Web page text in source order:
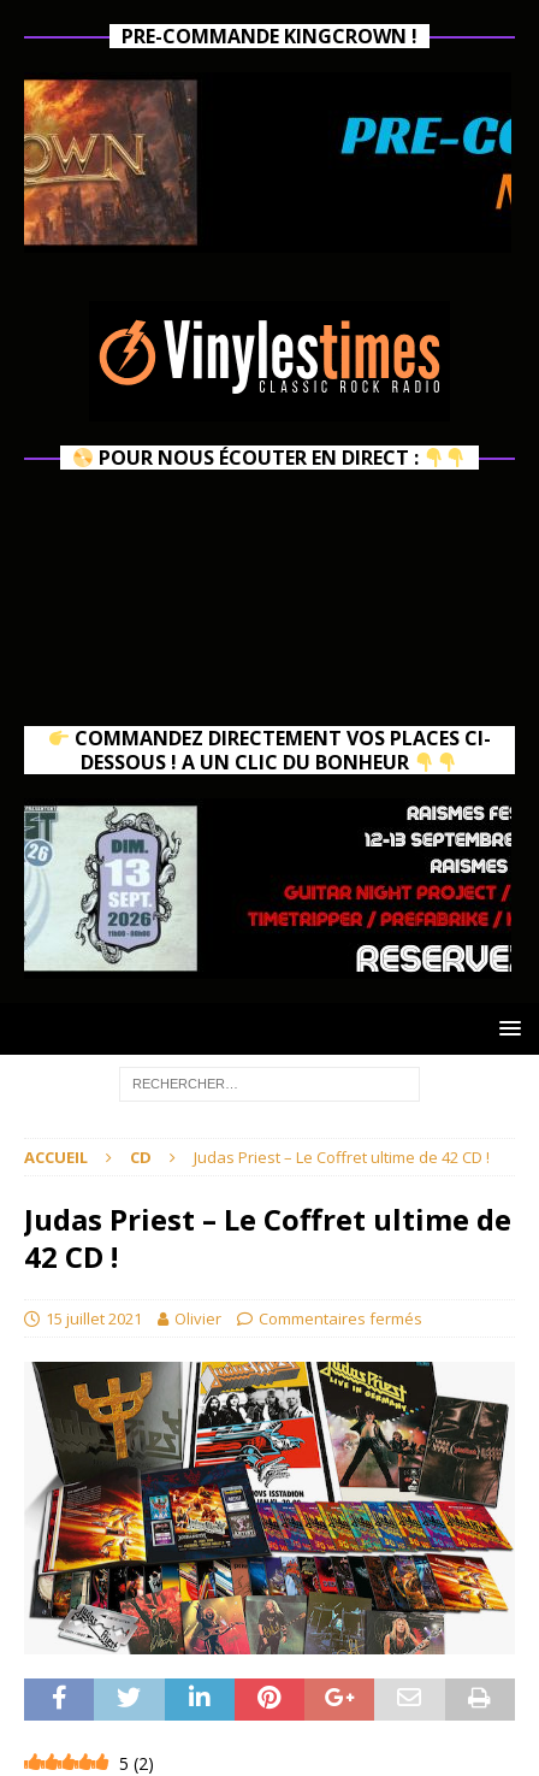
PRE-COMMANDE KINGCROWN !
POUR NOUS ÉCOUTER EN DIRECT :
COMMANDEZ DIRECTEMENT VOS PLACES CI-
DESSOUS ! A UN CLIC DU BONHEUR
ACCUEIL CD Judas Priest – Le Coffret ultime de 42 CD !
Judas Priest – Le Coffret ultime de
42 CD !
15 juillet 2021 Olivier Commentaires fermés
5 (2)